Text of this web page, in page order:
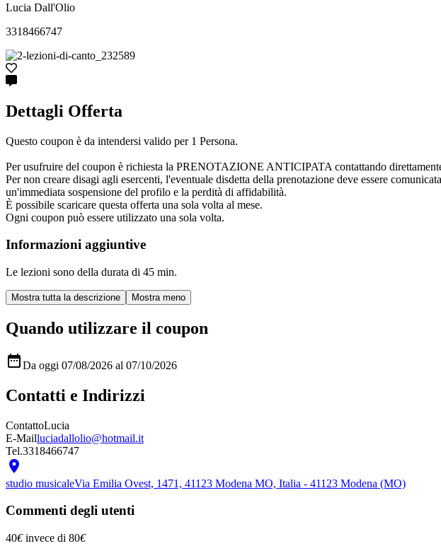
Lucia Dall'Olio
3318466747
Dettagli Offerta
Questo coupon è da intendersi valido per 1 Persona.
Per usufruire del coupon è richiesta la PRENOTAZIONE ANTICIPATA contattando
Per non creare disagi agli esercenti, l'eventuale disdetta della prenotazione deve essere
un'immediata sospensione del profilo e la perdità di affidabilità.
È possibile scaricare questa offerta una sola volta al mese.
Ogni coupon può essere utilizzato una sola volta.
Informazioni aggiuntive
Le lezioni sono della durata di 45 min.
Quando utilizzare il coupon
Da oggi 07/08/2026 al 07/10/2026
Contatti e Indirizzi
ContattoLucia
E-Mailluciadallolio@hotmail.it
Tel.3318466747

studio musicaleVia Emilia Ovest, 1471, 41123 Modena MO, Italia - 41123 Modena (MO)
Commenti degli utenti
40€ invece di 80€